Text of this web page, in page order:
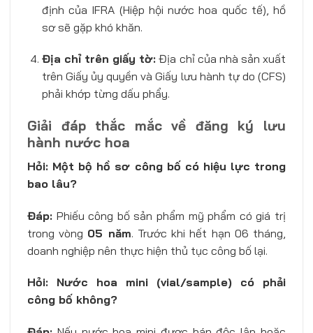
định của IFRA (Hiệp hội nước hoa quốc tế), hồ
sơ sẽ gặp khó khăn.
Địa chỉ trên giấy tờ: Địa chỉ của nhà sản xuất
trên Giấy ủy quyền và Giấy lưu hành tự do (CFS)
phải khớp từng dấu phẩy.
Giải đáp thắc mắc về đăng ký lưu
hành nước hoa
Hỏi: Một bộ hồ sơ công bố có hiệu lực trong
bao lâu?
Đáp: Phiếu công bố sản phẩm mỹ phẩm có giá trị
trong vòng 05 năm. Trước khi hết hạn 06 tháng,
doanh nghiệp nên thực hiện thủ tục công bố lại.
Hỏi: Nước hoa mini (vial/sample) có phải
công bố không?